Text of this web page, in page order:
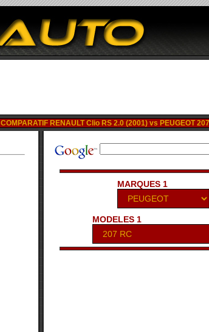
COMPARATIF RENAULT Clio RS 2.0 (2001) vs PEUGEOT
MARQUES 1
MODELES 1